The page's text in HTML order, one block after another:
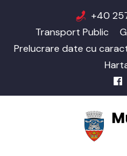
+40
Transport Public
Prelucrare date cu